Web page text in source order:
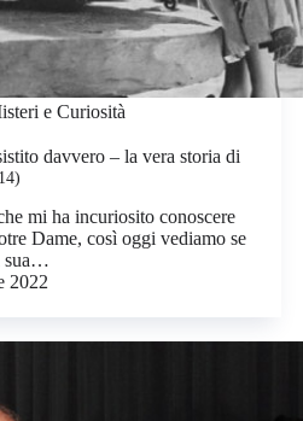
e Curiosità
davvero – la vera storia di
mi ha incuriosito conoscere
Dame, così oggi vediamo se
sua…
2022